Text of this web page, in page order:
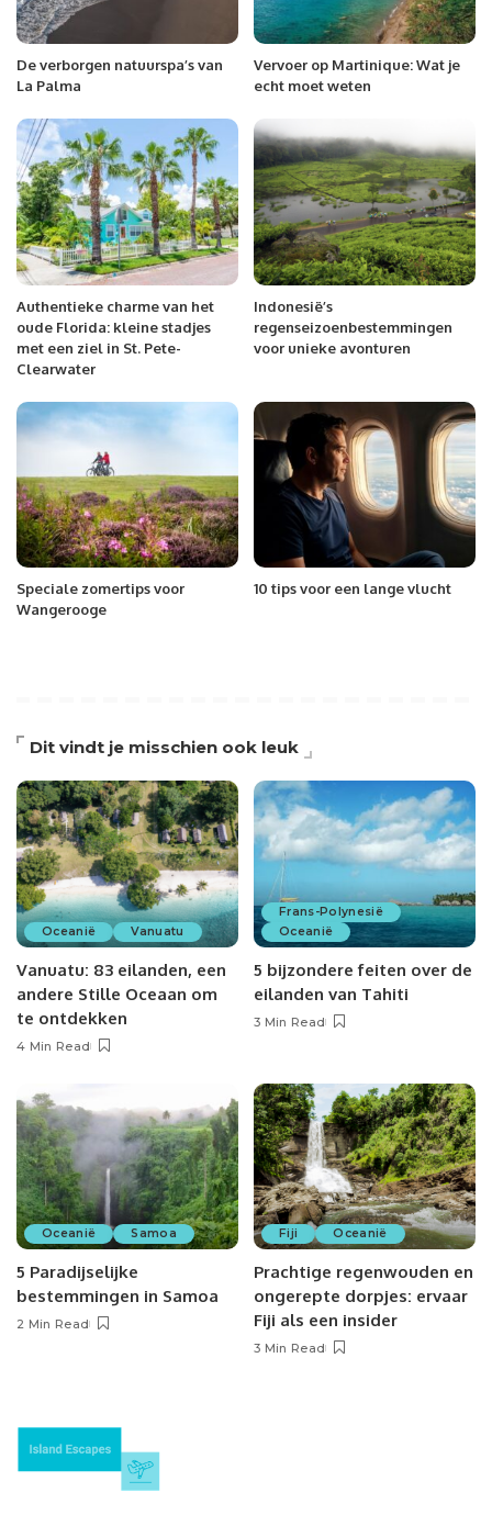
De verborgen natuurspa’s van
La Palma
Vervoer op Martinique: Wat je
echt moet weten
Authentieke charme van het
oude Florida: kleine stadjes
met een ziel in St. Pete-
Clearwater
Indonesië’s
regenseizoenbestemmingen
voor unieke avonturen
Speciale zomertips voor
Wangerooge
10 tips voor een lange vlucht
Dit vindt je misschien ook leuk
Oceanië Vanuatu
Vanuatu: 83 eilanden, een
andere Stille Oceaan om
te ontdekken
4 Min Read
Frans-Polynesië
Oceanië
5 bijzondere feiten over de
eilanden van Tahiti
3 Min Read
Oceanië Samoa
5 Paradijselijke
bestemmingen in Samoa
2 Min Read
Fiji Oceanië
Prachtige regenwouden en
ongerepte dorpjes: ervaar
Fiji als een insider
3 Min Read